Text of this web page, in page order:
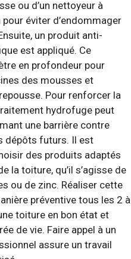
ou d’un nettoyeur à
éviter d’endommager
un produit anti-
est appliqué. Ce
en profondeur pour
des mousses et
Pour renforcer la
hydrofuge peut
une barrière contre
dépôts futurs. Il est
des produits adaptés
la toiture, qu’il s’agisse de
ou de zinc. Réaliser cette
préventive tous les 2 à
toiture en bon état et
de vie. Faire appel à un
assure un travail